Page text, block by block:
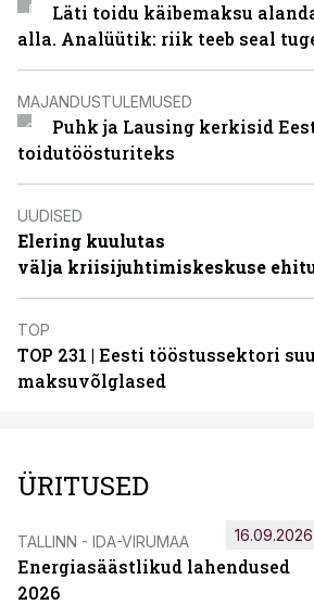
Läti toidu käibemaksu
alla. Analüütik: riik teeb seal
MAJANDUSTULEMUSED
Puhk ja Lausing kerkisid
toidutöösturiteks
UUDISED
Elering kuulutas
välja kriisijuhtimiskeskuse
TOP
TOP 231 | Eesti tööstussektori
maksuvõlglased
ÜRITUSED
TALLINN - IDA-VIRUMAA
Energiasäästlikud lahendused
2026
16.09.2026